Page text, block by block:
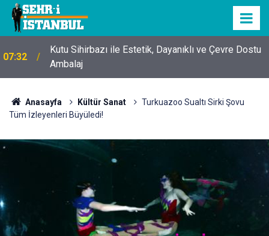
07:32
Kutu Sihirbazı ile Estetik, Dayanıklı ve Çevre Dostu
Ambalaj
Anasayfa Kültür Sanat
Turkuazoo Sualtı Sirki Şovu
Tüm İzleyenleri Büyüledi!